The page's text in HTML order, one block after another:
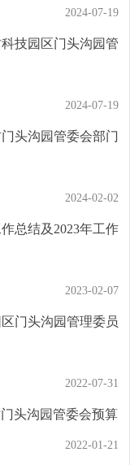
2024-07-19
技园区门头沟园管
2024-07-19
头沟园管委会部门
2024-02-02
总结及2023年工作
2023-02-07
门头沟园管理委员
2022-07-31
头沟园管委会预算
2022-01-21